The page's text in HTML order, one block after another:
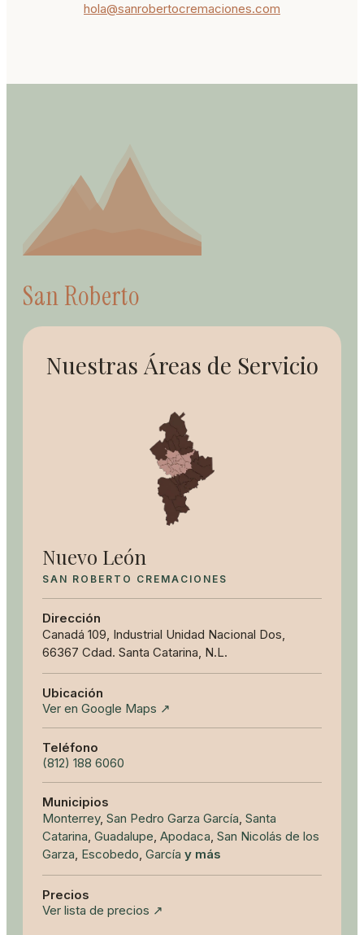
hola@sanrobertocremaciones.com
San Roberto
Nuestras Áreas de Servicio
Nuevo León
SAN ROBERTO CREMACIONES
Dirección
Canadá 109, Industrial Unidad Nacional Dos,
66367 Cdad. Santa Catarina, N.L.
Ubicación
Ver en Google Maps ↗
Teléfono
(812) 188 6060
Municipios
Monterrey, San Pedro Garza García, Santa
Catarina, Guadalupe, Apodaca, San Nicolás de los
Garza, Escobedo, García y más
Precios
Ver lista de precios ↗